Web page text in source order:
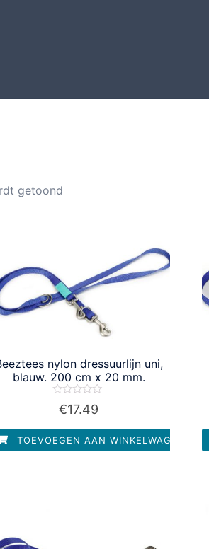
getoond
nylon dressuurlijn uni,
blauw. 200 cm x 20 mm.
Waardering
5
€17.49
TOEVOEGEN AAN WINKELWAGEN